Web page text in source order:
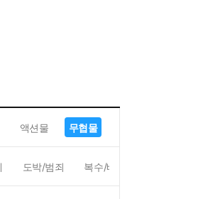
액션물 무협물
도박/범죄 복수/배신